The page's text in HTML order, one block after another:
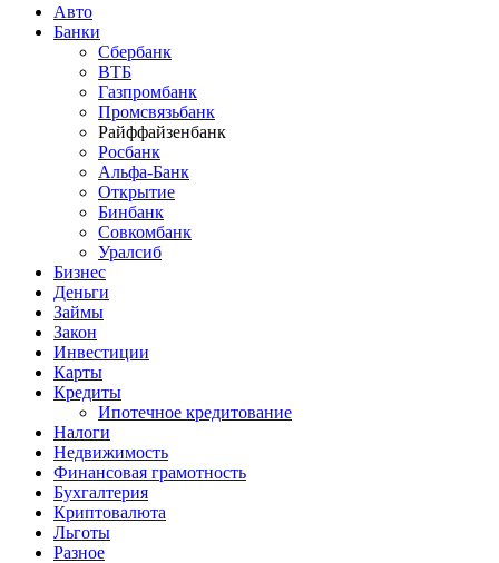
Авто
Банки
Сбербанк
ВТБ
Газпромбанк
Промсвязьбанк
Райффайзенбанк
Росбанк
Альфа-Банк
Открытие
Бинбанк
Совкомбанк
Уралсиб
Бизнес
Деньги
Займы
Закон
Инвестиции
Карты
Кредиты
Ипотечное кредитование
Налоги
Недвижимость
Финансовая грамотность
Бухгалтерия
Криптовалюта
Льготы
Разное